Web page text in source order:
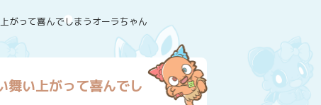
がって喜んでしまうオーラちゃん
舞い上がって喜んでし